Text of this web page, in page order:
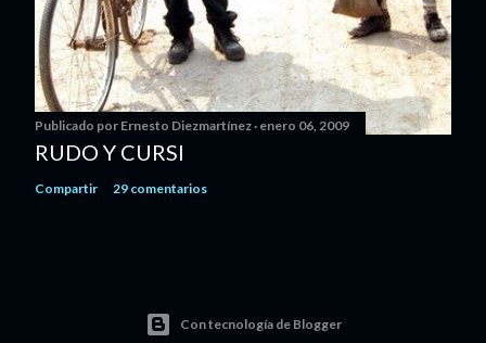
Publicado por Ernesto Diezmartínez enero 06, 2009
RUDO Y CURSI
Compartir 29 comentarios
Con tecnología de Blogger